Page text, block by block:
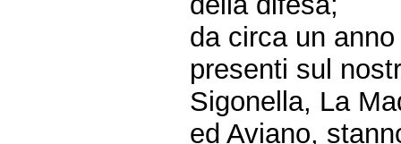
da circa un
presenti sul
Sigonella, La
ed Aviano,